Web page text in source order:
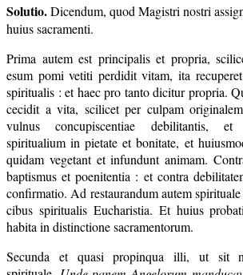
Solutio.Dicendum, quod Magistri nostri
huius sacramenti.
Prima autem est principalis et propria,
esum pomi vetiti perdidit vitam, ita
spiritualis : et haec pro tanto dicitur propria.
cecidit a vita, scilicet per culpam
vulnus concupiscentiae debilitantis, et
spiritualium in pietate et bonitate, et
quidam vegetant et infundunt animam.
baptismus et poenitentia : et contra
confirmatio. Ad restaurandum autem
cibus spiritualis Eucharistia. Et huius
habita in distinctione sacramentorum.
Secunda et quasi propinqua illi, ut sit